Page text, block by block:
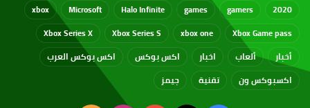
2020
gamers
games
Halo Infinite
Microsoft
xbox
Xbox Game pass
xbox one
Xbox Series S
Xbox Series X
أخبار
ألعاب اخبار اكس بوكس
اكس بوكس العرب
اكسبوكس ون
تقنية جيمز